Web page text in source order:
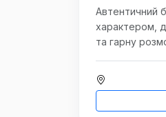
Автентичний
характером,
та гарну